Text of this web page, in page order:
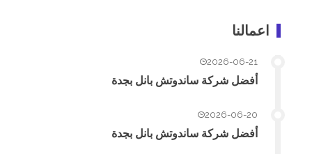
اعمالنا
2026-06-21
أفضل شركة ساندوتش بانل بجدة
2026-06-20
أفضل شركة ساندوتش بانل بجدة